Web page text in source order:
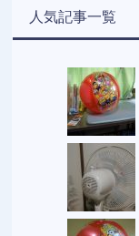
人気記事一覧